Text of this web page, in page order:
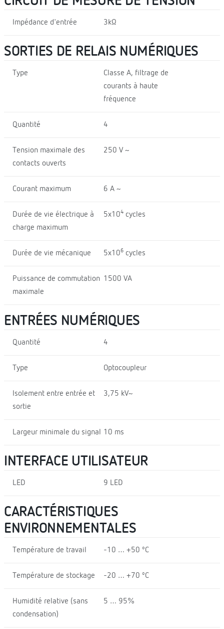
Impédance d'entrée 3kΩ
SORTIES DE RELAIS NUMÉRIQUES
Type
Classe A, filtrage de
courants à haute
fréquence
Quantité 4
Tension maximale des
contacts ouverts
250 V ~
Courant maximum 6 A ~
Durée de vie électrique à
charge maximum
5x104cycles
Durée de vie mécanique 5x106cycles
Puissance de commutation
maximale
1500 VA
ENTRÉES NUMÉRIQUES
Quantité 4
Type Optocoupleur
Isolement entre entrée et
sortie
3,75 kV~
Largeur minimale du signal 10 ms
INTERFACE UTILISATEUR
LED 9 LED
CARACTÉRISTIQUES
ENVIRONNEMENTALES
Température de travail -10 … +50 ºC
Température de stockage -20 … +70 ºC
Humidité relative (sans
condensation)
5 … 95%